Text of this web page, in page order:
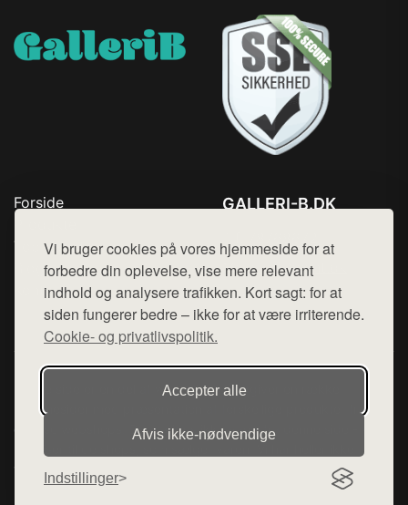
Vi bruger cookies på vores hjemmeside for at
forbedre din oplevelse, vise mere relevant
indhold og analysere trafikken. Kort sagt: for at
siden fungerer bedre – ikke for at være irriterende.
Cookie- og privatlivspolitik.
Accepter alle
Afvis ikke‑nødvendige
Indstillinger
Forside
Top Rabatter
Blog
Kontakt
GALLERI-B.DK
Mail: hej@want.dk
Cookie- og privatlivspolitik
Denne side er en del af want.dk, der udgiver en række
hjemmesider med præsentation af forskellige produkter fra
diverse webshops. Der sælges ikke varer fra denne side - vi
henviser til de shops, som sælger varen. Vi har heller ikke
varerne på lager.